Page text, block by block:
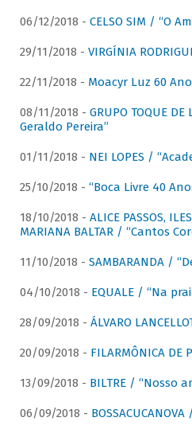
06/12/2018 - CELSO SIM / “O
29/11/2018 - VIRGÍNIA
22/11/2018 - Moacyr Luz 60
08/11/2018 - GRUPO TOQUE
Geraldo Pereira”
01/11/2018 - NEI LOPES /
25/10/2018 - “Boca Livre 40
18/10/2018 - ALICE PASSOS,
MARIANA BALTAR / “Cantos
11/10/2018 - SAMBARANDA /
04/10/2018 - EQUALE / “Na
28/09/2018 - ÁLVARO
20/09/2018 - FILARMÔNICA DE
13/09/2018 - BILTRE / “Nosso
06/09/2018 -